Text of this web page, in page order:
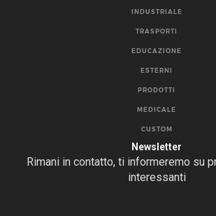
INDUSTRIALE
TRASPORTI
EDUCAZIONE
ESTERNI
PRODOTTI
MEDICALE
CUSTOM
Newsletter
Rimani in contatto, ti informeremo su
interessanti